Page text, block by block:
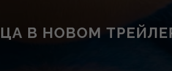
В НОВОМ